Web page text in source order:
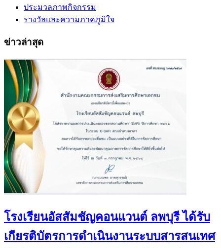
ประมวลภาพกิจกรรม
รางวัลและความภาคภูมิใจ
ข่าวล่าสุด
โรงเรียนอัสสัมชัญคอนแวนต์ ลพบุรี ได้รับ
เกียรติบัตรการดำเนินงานระบบสารสนเทศ